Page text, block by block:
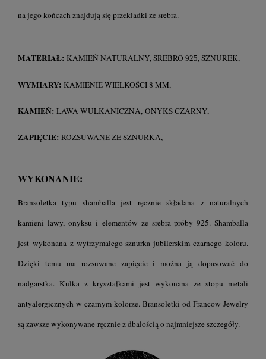
na jego końcach znajdują się przekładki ze srebra.
MATERIAŁ: KAMIEŃ NATURALNY, SREBRO 925, SZNUREK,
WYMIARY: KAMIENIE WIELKOŚCI 8 MM,
KAMIEŃ: LAWA WULKANICZNA, ONYKS CZARNY,
ZAPIĘCIE: ROZSUWANE ZE SZNURKA,
WYKONANIE:
Bransoletka typu shamballa jest ręcznie składana z naturalnych
kamieni lawy, onyksu i elementów ze srebra próby 925. Shamballa
jest wykonana z wytrzymałego sznurka jubilerskim czarnego koloru.
Dzięki temu ma rozsuwane zapięcie i można ją dopasować do
nadgarstka. Kulka z kryształkami jest wykonana ze stopu metali
antyalergicznych w czarnym kolorze. Bransoletki od Francow Jewelry
są zawsze wykonywane ręcznie z dbałością o najmniejsze szczegóły.